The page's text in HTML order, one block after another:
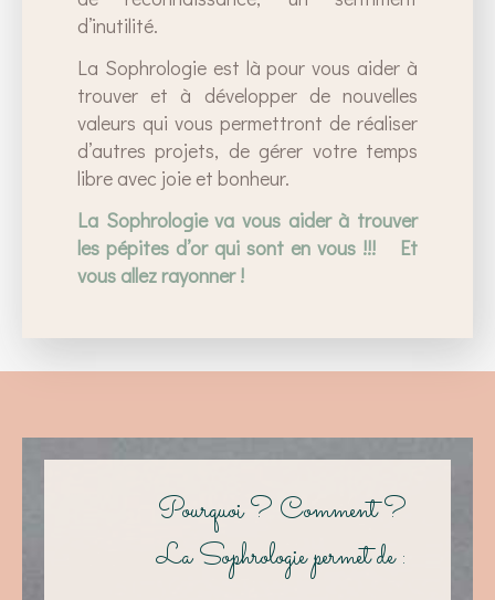
d’inutilité.
La Sophrologie est là pour vous aider à
trouver et à développer de nouvelles
valeurs qui vous permettront de réaliser
d’autres projets, de gérer votre temps
libre avec joie et bonheur.
La Sophrologie va vous aider à trouver
les pépites d’or qui sont en vous !!! Et
vous allez rayonner !
Pourquoi ? Comment ?
La Sophrologie permet de :